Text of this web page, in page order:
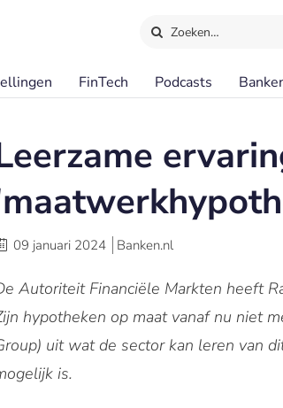
Zoeken…
FinTech Podcasts
09 januari 2024 Banken.nl
Autoriteit Financiële Markten heeft
hypotheken op maat vanaf nu niet
uit wat de sector kan leren van
is.